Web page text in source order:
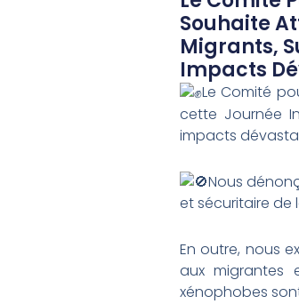
Souhaite
Migrants,
Impacts
Le Comité
cette Journée
impacts
Nous
et sécuritaire de
En outre, nous
aux migrantes
xénophobes